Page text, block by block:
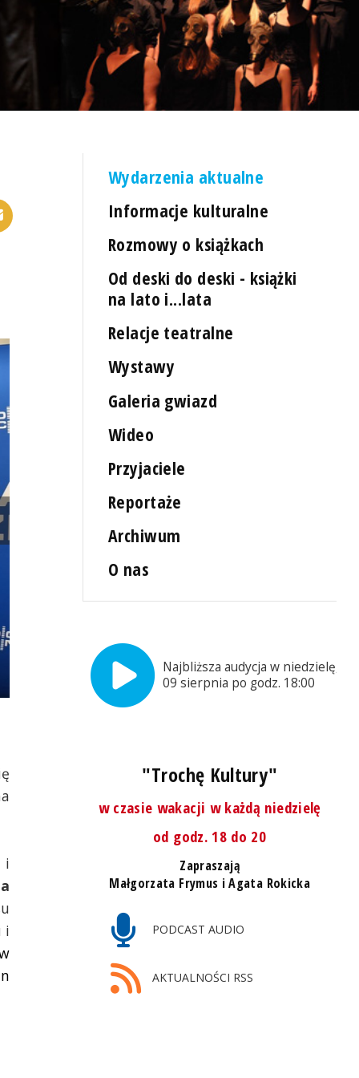
Małgorzata Frymus, Katarzyna Dondalska, Janusz Lewandowski, i
i
i
Wydarzenia aktualne
Informacje kulturalne
Rozmowy o książkach
Od deski do deski - książki
na lato i...lata
Relacje teatralne
Wystawy
Galeria gwiazd
Wideo
Przyjaciele
Reportaże
Archiwum
O nas
Najbliższa audycja w niedzielę,
09 sierpnia po godz. 18:00
"Trochę Kultury"
w czasie wakacji w każdą niedzielę
od godz. 18 do 20
Zapraszają
Małgorzata Frymus i Agata Rokicka
PODCAST AUDIO
AKTUALNOŚCI RSS